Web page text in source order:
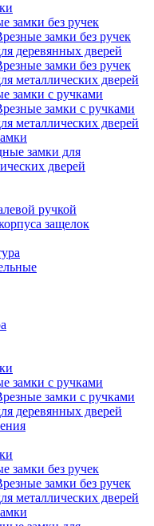
замки без ручек
замки без ручек
деревянных дверей
замки без ручек
металлических дверей
замки с ручками
замки с ручками
металлических дверей
замки для
дверей
ручкой
защелок
замки с ручками
замки с ручками
деревянных дверей
замки без ручек
замки без ручек
металлических дверей